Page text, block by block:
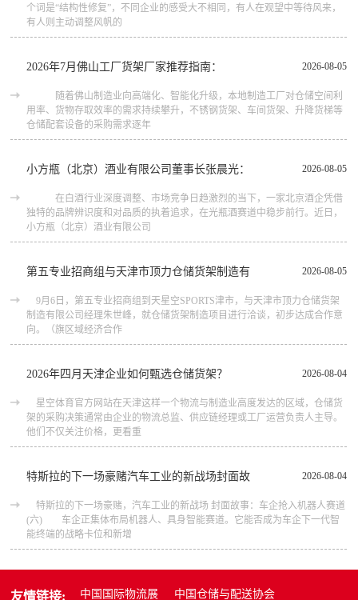
个词是“结构性修复”，不同企业的感受大不相同，有人在观望中等待风来，
有人则主动调整风帆的
2026-08-05
2026年7月佛山工厂货架厂家推荐指南：
随着佛山制造业向高端化、智能化升级，本地制造工厂对仓储空间利
用率、货物存取效率的需求持续攀升，不锈钢货架、车间货架、升降货梯等
仓储配套设备的采购需求逐年
2026-08-05
小方瓶（北京）酒业有限公司董事长张晨光：
在白酒行业深度调整、市场竞争日趋激烈的当下，一家北京酒企凭借
独特的品牌辨识度和对品质的执着追求，在光瓶酒赛道中稳步前行。近日，
小方瓶（北京）酒业有限公司
2026-08-05
第五专业招商组与天津市顶力仓储货架制造有
9月6日，第五专业招商组到天星空SPORTS津市，与天津市顶力仓储货架
制造有限公司经理朱世峰，就仓储货架制造项目进行洽谈，初步达成合作意
向。（旗区域经济合作
2026-08-04
2026年四月天津企业如何甄选仓储货架？
星空体育官方网站在天津这样一个物流与制造业高度发达的区域，仓储货
架的采购决策通常由企业的物流总监、供应链经理或工厂运营负责人主导。
他们不仅关注价格，更看重
2026-08-04
特斯拉的下一场豪赌汽车工业的新战场封面故
特斯拉的下一场豪赌，汽车工业的新战场 封面故事：车企抢入机器人赛道
(六) 车企正集体布局机器人、具身智能赛道。它能否成为车企下一代智
能终端的战略卡位和新增
友情链接: 中国国际物流展 中国仓储与配送协会